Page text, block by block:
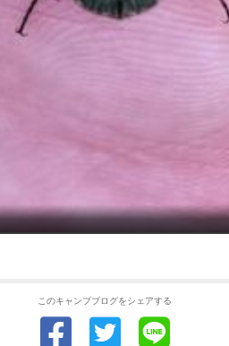
このキャンプブログをシェアする